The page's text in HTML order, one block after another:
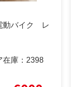
バイク レ
庫： 2398